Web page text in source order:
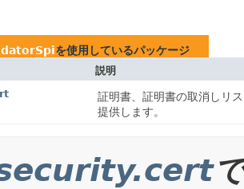
を使用しているパッケージ
説明
証明書、証明書の取消しリ
提供します。